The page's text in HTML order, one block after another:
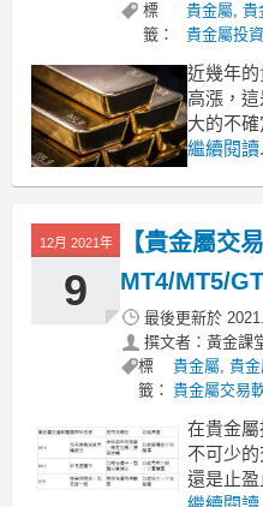
標
籤：
貴金屬,貴
貴金屬投
近幾年
高漲，
大的不
屬性的貴
作出合
就通過貴
哪個產品
繼續閱讀
12月 2021年
9
【貴金屬交
MT4/MT5/
最後更新於
撰文者：黃金課
標
籤：
貴金屬, 貴
貴金屬交易
在貴金
不可少
還是止